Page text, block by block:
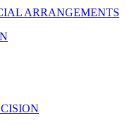
ARRANGEMENTS